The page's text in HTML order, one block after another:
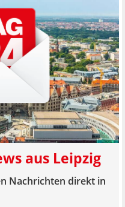
aus Leipzig
Nachrichten direkt in